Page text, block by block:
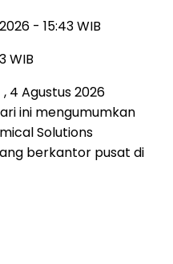
- 15:43 WIB
WIB
, 4 Agustus 2026
ini mengumumkan
Solutions
berkantor pusat di